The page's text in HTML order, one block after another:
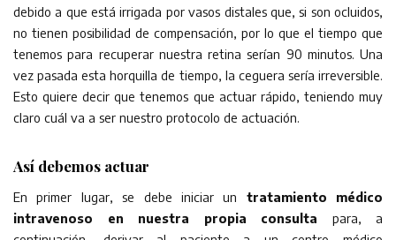
debido a que está irrigada por vasos distales que, si son ocluidos,
no tienen posibilidad de compensación, por lo que el tiempo que
tenemos para recuperar nuestra retina serían 90 minutos. Una
vez pasada esta horquilla de tiempo, la ceguera sería irreversible.
Esto quiere decir que tenemos que actuar rápido, teniendo muy
claro cuál va a ser nuestro protocolo de actuación.
Así debemos actuar
En primer lugar, se debe iniciar un tratamiento médico
intravenoso en nuestra propia consulta para, a